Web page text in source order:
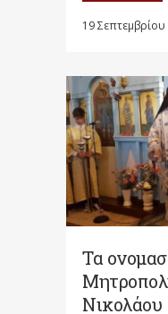
19 Σεπτεμβρίου
Τα
Νικολάου